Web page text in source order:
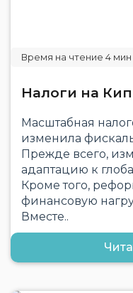
Налоги на
Масштабная
изменила
Прежде всего,
адаптацию к
Кроме того,
финансовую
Вместе..